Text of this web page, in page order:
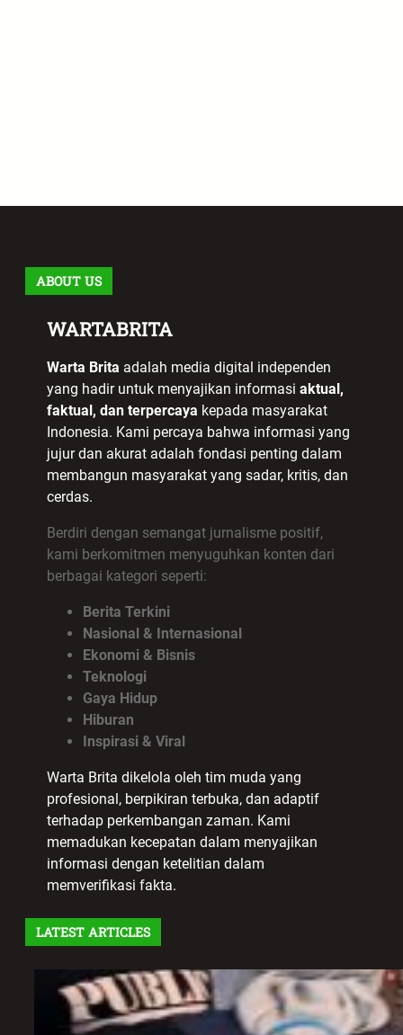
ABOUT US
WARTABRITA
Warta Brita adalah media digital independen
yang hadir untuk menyajikan informasi aktual,
faktual, dan terpercaya kepada masyarakat
Indonesia. Kami percaya bahwa informasi yang
jujur dan akurat adalah fondasi penting dalam
membangun masyarakat yang sadar, kritis, dan
cerdas.
Berdiri dengan semangat jurnalisme positif,
kami berkomitmen menyuguhkan konten dari
berbagai kategori seperti:
Berita Terkini
Nasional & Internasional
Ekonomi & Bisnis
Teknologi
Gaya Hidup
Hiburan
Inspirasi & Viral
Warta Brita dikelola oleh tim muda yang
profesional, berpikiran terbuka, dan adaptif
terhadap perkembangan zaman. Kami
memadukan kecepatan dalam menyajikan
informasi dengan ketelitian dalam
memverifikasi fakta.
LATEST ARTICLES